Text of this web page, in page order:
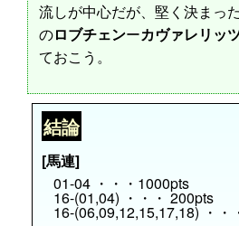
流しが中心だが、堅く決まっ
のロブチェンーカヴァレリッ
ておこう。
結論
[馬連]
01-04 ・・・1000pts
16-(01,04) ・・・ 200pts
16-(06,09,12,15,17,18) ・・